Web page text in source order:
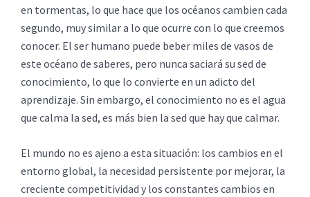
en tormentas, lo que hace que los océanos cambien cada
segundo, muy similar a lo que ocurre con lo que creemos
conocer. El ser humano puede beber miles de vasos de
este océano de saberes, pero nunca saciará su sed de
conocimiento, lo que lo convierte en un adicto del
aprendizaje. Sin embargo, el conocimiento no es el agua
que calma la sed, es más bien la sed que hay que calmar.
El mundo no es ajeno a esta situación: los cambios en el
entorno global, la necesidad persistente por mejorar, la
creciente competitividad y los constantes cambios en